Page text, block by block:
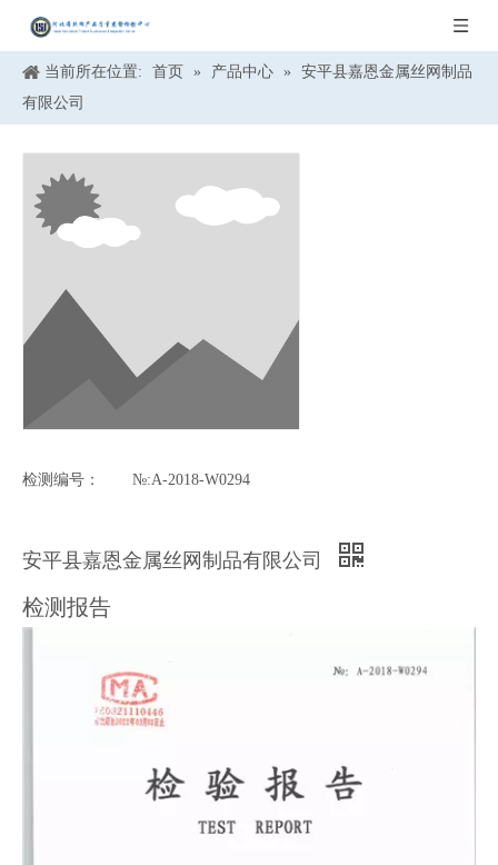
当前所在位置: 首页 » 产品中心 »
安平县嘉恩金属丝网制品
有限公司
检测编号： №:A-2018-W0294
安平县嘉恩金属丝网制品有限公司
检测报告